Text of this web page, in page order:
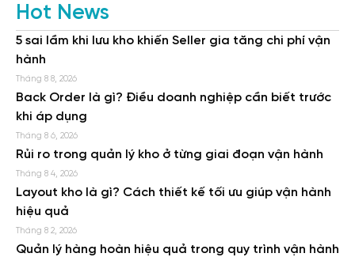
Hot News
5 sai lầm khi lưu kho khiến Seller gia tăng chi phí vận
hành
Tháng 8 8, 2026
Back Order là gì? Điều doanh nghiệp cần biết trước
khi áp dụng
Tháng 8 6, 2026
Rủi ro trong quản lý kho ở từng giai đoạn vận hành
Tháng 8 4, 2026
Layout kho là gì? Cách thiết kế tối ưu giúp vận hành
hiệu quả
Tháng 8 2, 2026
Quản lý hàng hoàn hiệu quả trong quy trình vận hành